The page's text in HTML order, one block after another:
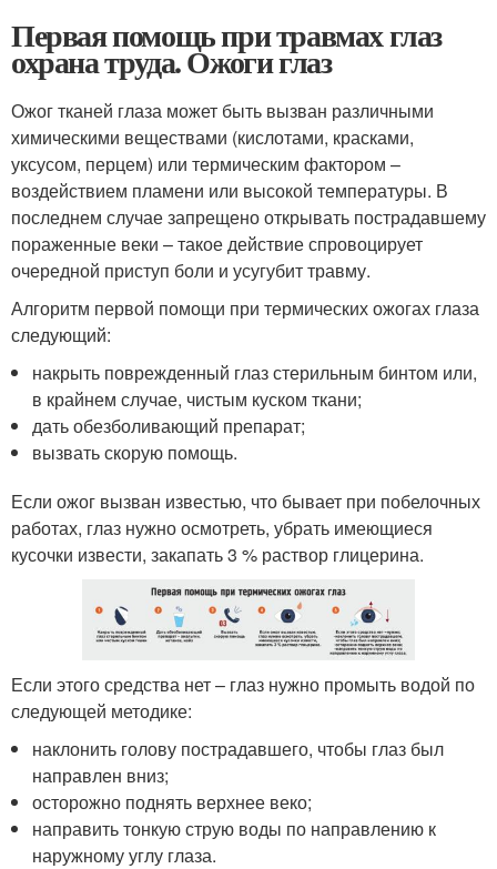
Первая помощь при травмах глаз
охрана труда. Ожоги глаз
Ожог тканей глаза может быть вызван различными
химическими веществами (кислотами, красками,
уксусом, перцем) или термическим фактором –
воздействием пламени или высокой температуры. В
последнем случае запрещено открывать пострадавшему
пораженные веки – такое действие спровоцирует
очередной приступ боли и усугубит травму.
Алгоритм первой помощи при термических ожогах глаза
следующий:
накрыть поврежденный глаз стерильным бинтом или,
в крайнем случае, чистым куском ткани;
дать обезболивающий препарат;
вызвать скорую помощь.
Если ожог вызван известью, что бывает при побелочных
работах, глаз нужно осмотреть, убрать имеющиеся
кусочки извести, закапать 3 % раствор глицерина.
Если этого средства нет – глаз нужно промыть водой по
следующей методике:
наклонить голову пострадавшего, чтобы глаз был
направлен вниз;
осторожно поднять верхнее веко;
направить тонкую струю воды по направлению к
наружному углу глаза.